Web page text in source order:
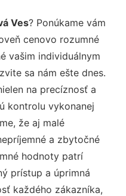
Ves? Ponúkame vám
cenovo rozumné
vašim individuálnym
sa nám ešte dnes.
na precíznosť a
kontrolu vykonanej
že aj malé
a zbytočné
hodnoty patrí
prístup a úprimná
každého zákazníka,